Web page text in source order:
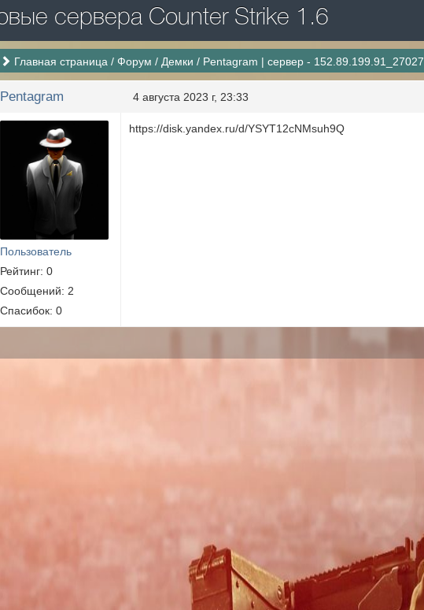
сервера Counter Strike 1.6
Главная страница /Форум / Демки / Pentagram | сервер - 152.89.199.91_27027
Pentagram 4 августа 2023 г, 23:33
Пользователь
Рейтинг: 0
Сообщений: 2
Спасибок: 0
https://disk.yandex.ru/d/YSYT12cNMsuh9Q